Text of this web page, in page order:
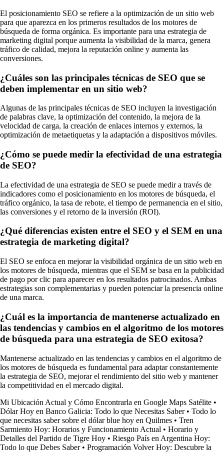
El posicionamiento SEO se refiere a la optimización de un sitio web
para que aparezca en los primeros resultados de los motores de
búsqueda de forma orgánica. Es importante para una estrategia de
marketing digital porque aumenta la visibilidad de la marca, genera
tráfico de calidad, mejora la reputación online y aumenta las
conversiones.
¿Cuáles son las principales técnicas de SEO que se
deben implementar en un sitio web?
Algunas de las principales técnicas de SEO incluyen la investigación
de palabras clave, la optimización del contenido, la mejora de la
velocidad de carga, la creación de enlaces internos y externos, la
optimización de metaetiquetas y la adaptación a dispositivos móviles.
¿Cómo se puede medir la efectividad de una estrategia
de SEO?
La efectividad de una estrategia de SEO se puede medir a través de
indicadores como el posicionamiento en los motores de búsqueda, el
tráfico orgánico, la tasa de rebote, el tiempo de permanencia en el sitio,
las conversiones y el retorno de la inversión (ROI).
¿Qué diferencias existen entre el SEO y el SEM en una
estrategia de marketing digital?
El SEO se enfoca en mejorar la visibilidad orgánica de un sitio web en
los motores de búsqueda, mientras que el SEM se basa en la publicidad
de pago por clic para aparecer en los resultados patrocinados. Ambas
estrategias son complementarias y pueden potenciar la presencia online
de una marca.
¿Cuál es la importancia de mantenerse actualizado en
las tendencias y cambios en el algoritmo de los motores
de búsqueda para una estrategia de SEO exitosa?
Mantenerse actualizado en las tendencias y cambios en el algoritmo de
los motores de búsqueda es fundamental para adaptar constantemente
la estrategia de SEO, mejorar el rendimiento del sitio web y mantener
la competitividad en el mercado digital.
Mi Ubicación Actual y Cómo Encontrarla en Google Maps Satélite •
Dólar Hoy en Banco Galicia: Todo lo que Necesitas Saber• Todo lo
que necesitas saber sobre el dólar blue hoy en Quilmes • Tren
Sarmiento Hoy: Horarios y Funcionamiento Actual • Horario y
Detalles del Partido de Tigre Hoy • Riesgo País en Argentina Hoy:
Todo lo que Debes Saber• Programación Volver Hoy: Descubre la